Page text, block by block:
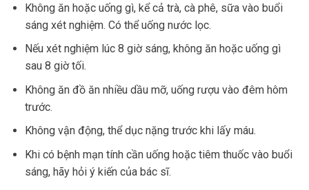
Không ăn hoặc uống gì, kể cả trà, cà phê, sữa vào buổi
sáng xét nghiệm. Có thể uống nước lọc.
Nếu xét nghiệm lúc 8 giờ sáng, không ăn hoặc uống gì
sau 8 giờ tối.
Không ăn đồ ăn nhiều dầu mỡ, uống rượu vào đêm hôm
trước.
Không vận động, thể dục nặng trước khi lấy máu.
Khi có bệnh mạn tính cần uống hoặc tiêm thuốc vào buổi
sáng, hãy hỏi ý kiến của bác sĩ.